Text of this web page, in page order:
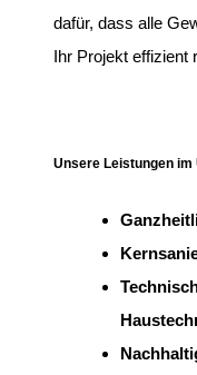
dafür, dass alle
Ihr Projekt effizient
Unsere Leistungen im